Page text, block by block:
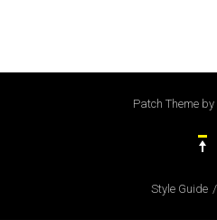
Patch Theme by
Style Guide